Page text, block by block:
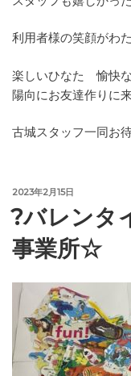
利用者様の笑顔がわ
楽しいひなた 愉快
陽向にお友達作りに
古城スタッフ一同お
投
稿
日:
2023年2月15日
?バレン
事業所☆